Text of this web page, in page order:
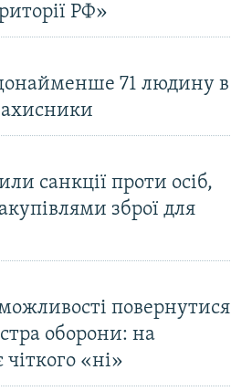
РФ»
71 людину в
санкції проти осіб,
зброї для
повернутися
оборони: на
чіткого «ні»